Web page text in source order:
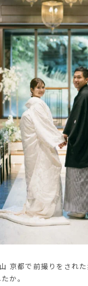
京都で前撮りをされ
か。